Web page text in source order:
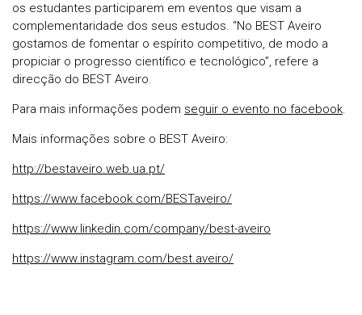
os estudantes participarem em eventos que visam a
complementaridade dos seus estudos. “No BEST Aveiro
gostamos de fomentar o espírito competitivo, de modo a
propiciar o progresso científico e tecnológico”, refere a
direcção do BEST Aveiro.
Para mais informações podem seguir o evento no facebook.
Mais informações sobre o BEST Aveiro:
http://bestaveiro.web.ua.pt/
https://www.facebook.com/BESTaveiro/
https://www.linkedin.com/company/best-aveiro
https://www.instagram.com/best.aveiro/